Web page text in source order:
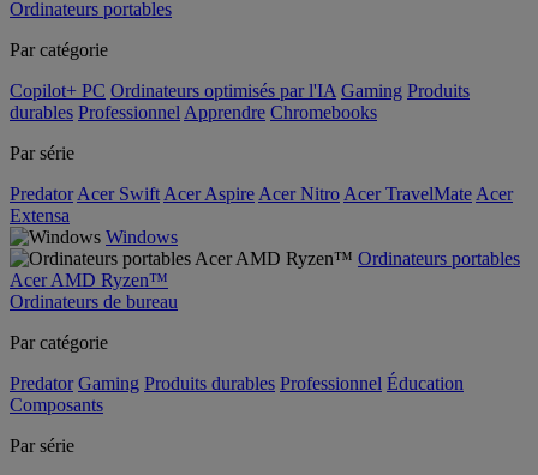
Ordinateurs portables
Par catégorie
Copilot+ PC Ordinateurs optimisés par l'IA Gaming Produits
durables Professionnel Apprendre Chromebooks
Par série
Predator Acer Swift Acer Aspire Acer Nitro Acer TravelMate Acer
Extensa
Windows
Ordinateurs portables
Acer AMD Ryzen™
Ordinateurs de bureau
Par catégorie
Predator Gaming Produits durables Professionnel Éducation
Composants
Par série